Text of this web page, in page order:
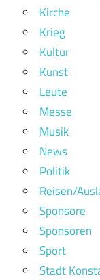
Kirche
Krieg
Kultur
Kunst
Leute
Messe
Musik
News
Politik
Reisen/
Sponsore
Sponsoren
Sport
Stadt